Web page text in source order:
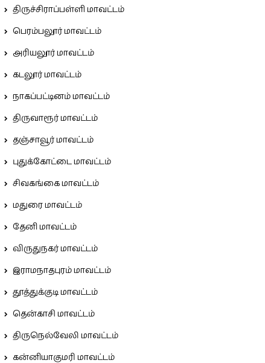
திருச்சிராப்பள்ளி மாவட்டம்
பெரம்பலூர் மாவட்டம்
அரியலூர் மாவட்டம்
கடலூர் மாவட்டம்
நாகப்பட்டினம் மாவட்டம்
திருவாரூர் மாவட்டம்
தஞ்சாவூர் மாவட்டம்
புதுக்கோட்டை மாவட்டம்
சிவகங்கை மாவட்டம்
மதுரை மாவட்டம்
தேனி மாவட்டம்
விருதுநகர் மாவட்டம்
இராமநாதபுரம் மாவட்டம்
தூத்துக்குடி மாவட்டம்
தென்காசி மாவட்டம்
திருநெல்வேலி மாவட்டம்
கன்னியாகுமரி மாவட்டம்